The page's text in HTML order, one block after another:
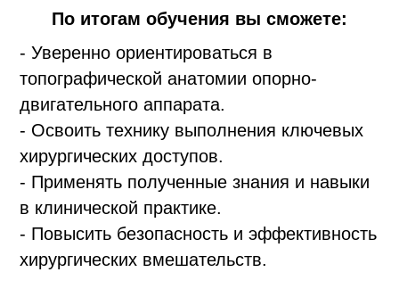
По итогам обучения вы сможете:
- Уверенно ориентироваться в
топографической анатомии опорно-
двигательного аппарата.
- Освоить технику выполнения ключевых
хирургических доступов.
- Применять полученные знания и навыки
в клинической практике.
- Повысить безопасность и эффективность
хирургических вмешательств.